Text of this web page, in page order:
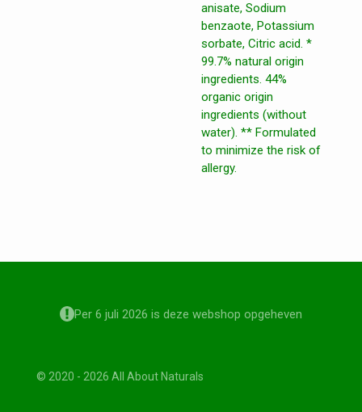
anisate, Sodium
benzaote, Potassium
sorbate, Citric acid. *
99.7% natural origin
ingredients. 44%
organic origin
ingredients (without
water). ** Formulated
to minimize the risk of
allergy.
Per 6 juli 2026 is deze webshop opgeheven
© 2020 - 2026 All About Naturals